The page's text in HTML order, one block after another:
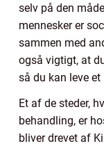
selv på den
mennesker er
sammen med
også vigtigt, at
så du kan leve
Et af de steder,
behandling, er
bliver drevet af